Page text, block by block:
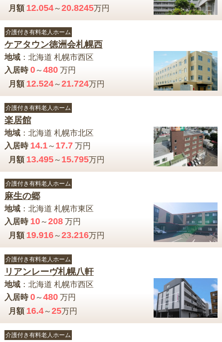
月額 12.054～20.8245万円
介護付き有料老人ホーム
ケアタウン徳洲会札幌西
地域： 北海道 札幌市西区
入居時 0～480万円
月額 12.524～21.724万円
介護付き有料老人ホーム
楽居館
地域： 北海道 札幌市北区
入居時 14.1～ 17.7万円
月額 13.495～ 15.795万円
介護付き有料老人ホーム
麻生の郷
地域： 北海道 札幌市東区
入居時 10～208万円
月額 19.916～23.216万円
介護付き有料老人ホーム
リアンレーヴ札幌八軒
地域： 北海道 札幌市西区
入居時 0～480万円
月額 16.4～25万円
介護付き有料老人ホーム